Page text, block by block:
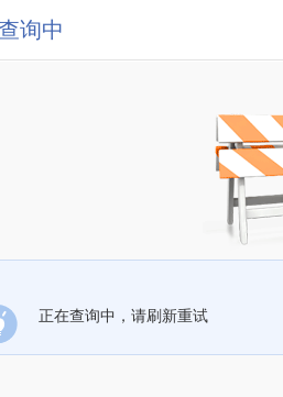
询中
正在查询中，请刷新重试